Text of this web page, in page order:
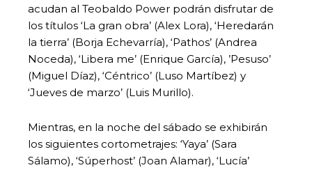
acudan al Teobaldo Power podrán disfrutar de
los títulos ‘La gran obra’ (Alex Lora), ‘Heredarán
la tierra’ (Borja Echevarría), ‘Pathos’ (Andrea
Noceda), ‘Libera me’ (Enrique García), ’Pesuso’
(Miguel Díaz), ‘Céntrico’ (Luso Martíbez) y
‘Jueves de marzo’ (Luis Murillo).
Mientras, en la noche del sábado se exhibirán
los siguientes cortometrajes: ‘Yaya’ (Sara
Sálamo), ‘Súperhost’ (Joan Alamar), ‘Lucía’